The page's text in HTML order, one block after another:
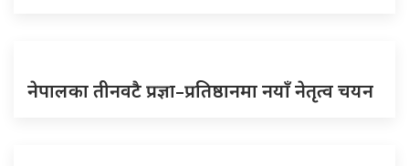
नेपालका तीनवटै प्रज्ञा–प्रतिष्ठानमा नयाँ नेतृत्व चयन